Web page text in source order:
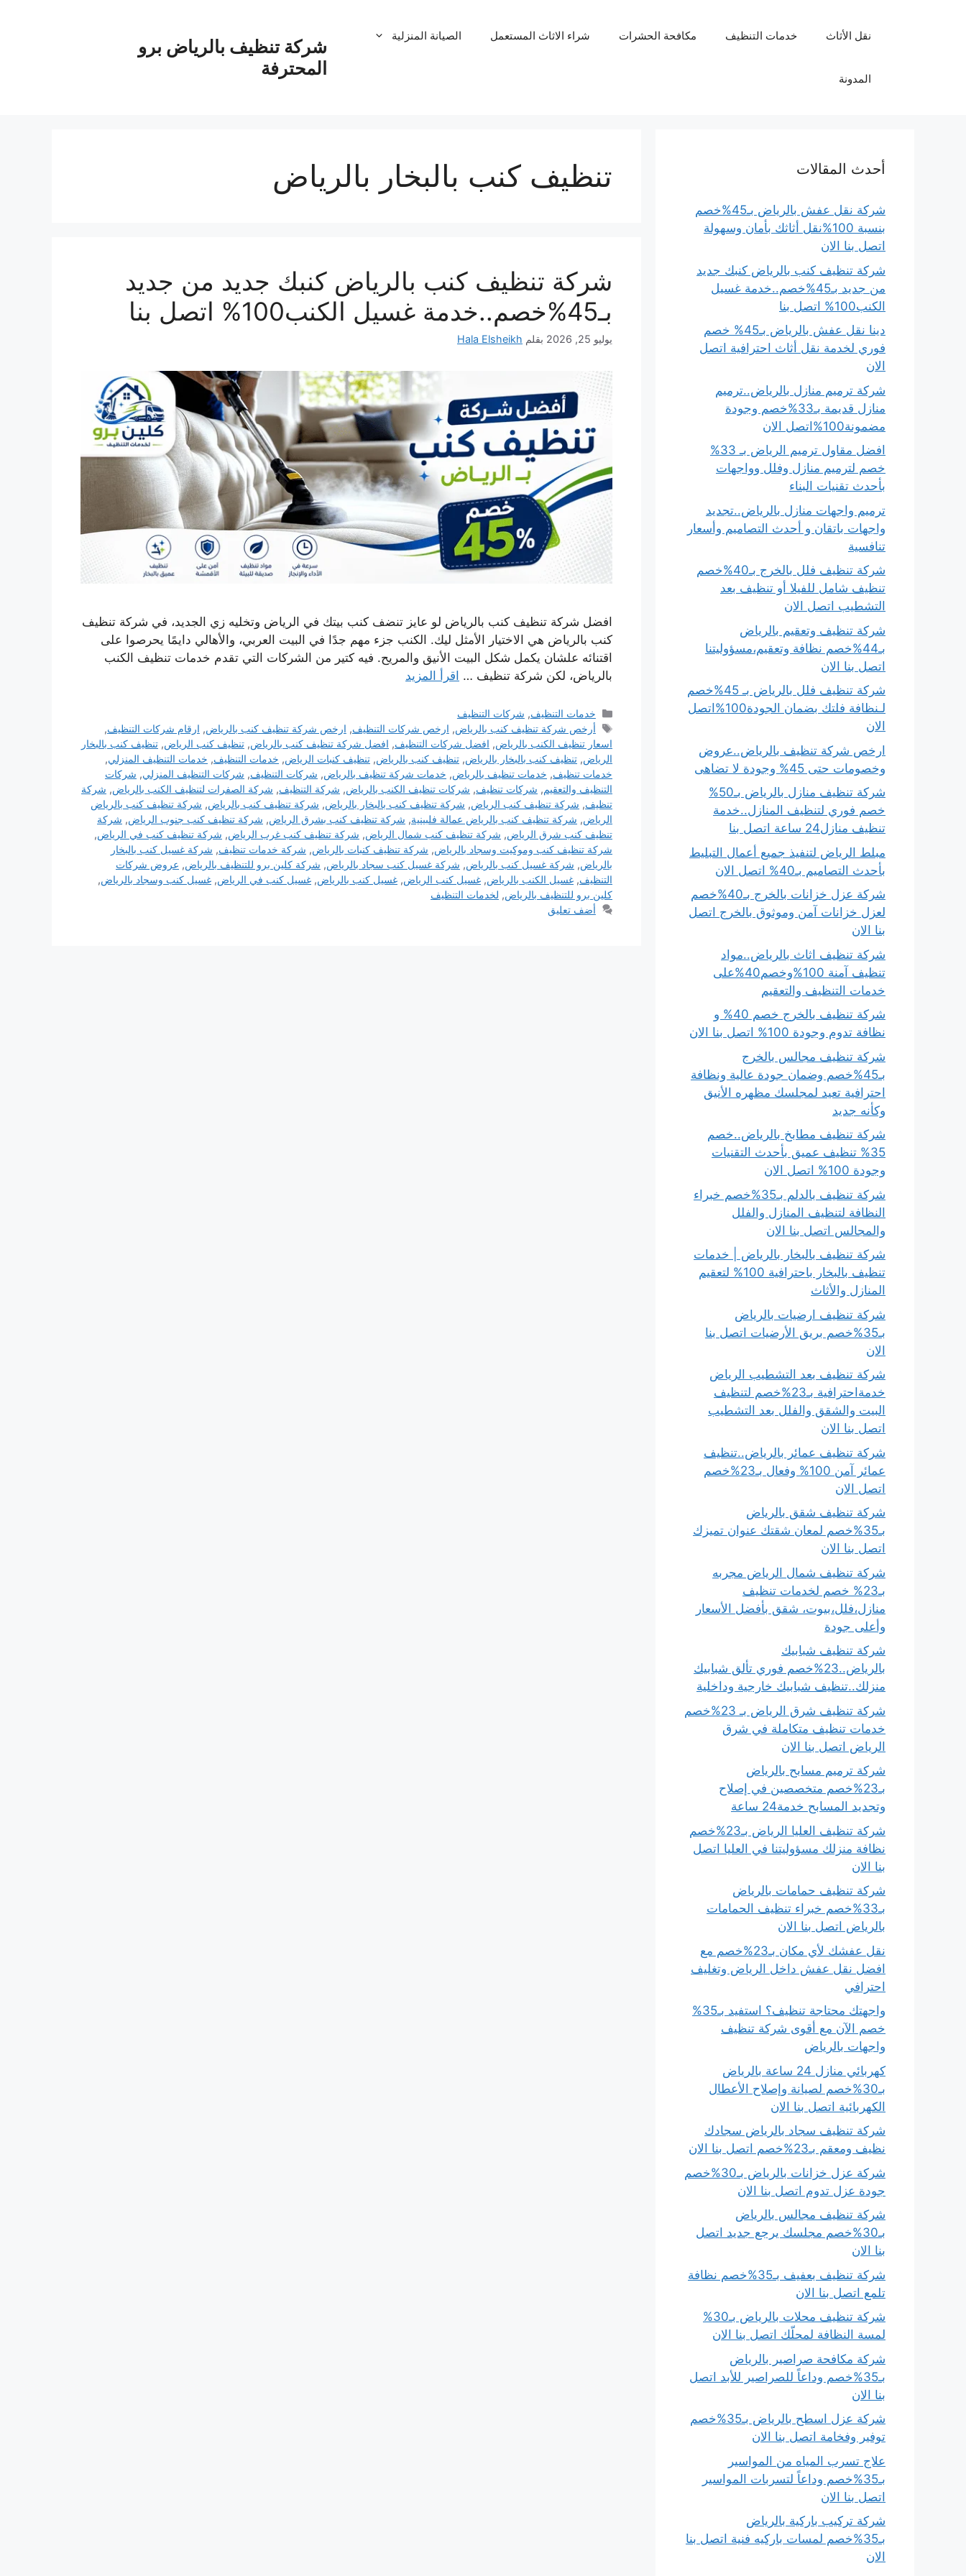
شركة تنظيف بالرياض برو
المحترفة
نقل الأثاث خدمات التنظيف مكافحة الحشرات شراء الاثاث المستعمل الصيانة المنزلية
المدونة
تنظيف كنب بالبخار بالرياض
شركة تنظيف كنب بالرياض كنبك جديد من جديد
بـ45%خصم..خدمة غسيل الكنب100% اتصل بنا
يوليو 25, 2026 بقلم Hala Elsheikh
افضل شركة تنظيف كنب بالرياض لو عايز تنضف كنب بيتك في الرياض وتخليه زي الجديد، في شركة تنظيف
كنب بالرياض هي الاختيار الأمثل ليك. الكنب جزء مهم جدًا في البيت العربي، والأهالي دايمًا يحرصوا على
اقتنائه علشان يكمل شكل البيت الأنيق والمريح. فيه كتير من الشركات التي تقدم خدمات تنظيف الكنب
بالرياض، لكن شركة تنظيف … اقرأ المزيد
التصنيفات
خدمات التنظيف, شركات التنظيف
الوسوم
أرخص شركة تنظيف كنب بالرياض, ارخص شركات التنظيف, ارخص شركة تنظيف كنب بالرياض, ارقام شركات التنظيف,
اسعار تنظيف الكنب بالرياض, افضل شركات التنظيف, افضل شركة تنظيف كنب بالرياض, تنظيف كنب الرياض, تنظيف كنب بالبخار
الرياض, تنظيف كنب بالبخار بالرياض, تنظيف كنب بالرياض, تنظيف كنبات الرياض, خدمات التنظيف, خدمات التنظيف المنزلي,
خدمات تنظيف, خدمات تنظيف بالرياض, خدمات شركة تنظيف بالرياض, شركات التنظيف, شركات التنظيف المنزلي, شركات
التنظيف والتعقيم, شركات تنظيف, شركات تنظيف الكنب بالرياض, شركة التنظيف, شركة الصفرات لتنظيف الكنب بالرياض, شركة
تنظيف, شركة تنظيف كنب الرياض, شركة تنظيف كنب بالبخار بالرياض, شركة تنظيف كنب بالرياض, شركة تنظيف كنب بالرياض
الرياض, شركة تنظيف كنب بالرياض عمالة فلبينية, شركة تنظيف كنب بشرق الرياض, شركة تنظيف كنب جنوب الرياض, شركة
تنظيف كنب شرق الرياض, شركة تنظيف كنب شمال الرياض, شركة تنظيف كنب غرب الرياض, شركة تنظيف كنب في الرياض,
شركة تنظيف كنب وموكيت وسجاد بالرياض, شركة تنظيف كنبات بالرياض, شركة خدمات تنظيف, شركة غسيل كنب بالبخار
بالرياض, شركة غسيل كنب بالرياض, شركة غسيل كنب سجاد بالرياض, شركة كلين برو للتنظيف بالرياض, عروض شركات
التنظيف, غسيل الكنب بالرياض, غسيل كنب الرياض, غسيل كنب بالرياض, غسيل كنب في الرياض, غسيل كنب وسجاد بالرياض,
كلين برو للتنظيف بالرياض, لخدمات التنظيف
أضف تعليق
أحدث المقالات
شركة نقل عفش بالرياض بـ45%خصم
بنسبة 100%نقل أثاثك بأمان وسهولة
اتصل بنا الان
شركة تنظيف كنب بالرياض كنبك جديد
من جديد بـ45%خصم..خدمة غسيل
الكنب100% اتصل بنا
دينا نقل عفش بالرياض بـ45% خصم
فوري لخدمة نقل أثاث احترافية اتصل
الان
شركة ترميم منازل بالرياض..ترميم
منازل قديمة بـ33%خصم وجودة
مضمونة100%اتصل الان
افضل مقاول ترميم الرياض بـ 33%
خصم لترميم منازل وفلل وواجهات
بأحدث تقنيات البناء
ترميم واجهات منازل بالرياض..تجديد
واجهات باتقان و أحدث التصاميم وأسعار
تنافسية
شركة تنظيف فلل بالخرج بـ40%خصم
تنظيف شامل للفيلا أو تنظيف بعد
التشطيب اتصل الان
شركة تنظيف وتعقيم بالرياض
بـ44%خصم نظافة وتعقيم،مسؤوليتنا
اتصل بنا الان
شركة تنظيف فلل بالرياض بـ 45%خصم
لـنظافة فلتك بضمان الجودة100%اتصل
الان
ارخص شركة تنظيف بالرياض..عروض
وخصومات حتى 45% وجودة لا تضاهى
شركة تنظيف منازل بالرياض بـ50%
خصم فوري لتنظيف المنازل..خدمة
تنظيف منازل24 ساعة اتصل بنا
مبلط الرياض لتنفيذ جميع أعمال التبليط
بأحدث التصاميم بـ40% اتصل الان
شركة عزل خزانات بالخرج بـ40%خصم
لعزل خزانات آمن وموثوق بالخرج اتصل
بنا الان
شركة تنظيف اثاث بالرياض..مواد
تنظيف آمنة 100%وخصم40%على
خدمات التنظيف والتعقيم
شركة تنظيف بالخرج خصم 40% و
نظافة تدوم وجودة 100% اتصل بنا الان
شركة تنظيف مجالس بالخرج
بـ45%خصم وضمان جودة عالية ونظافة
احترافية تعيد لمجلسك مظهره الأنيق
وكأنه جديد
شركة تنظيف مطابخ بالرياض..خصم
35% تنظيف عميق بأحدث التقنيات
وجودة 100% اتصل الان
شركة تنظيف بالدلم بـ35%خصم خبراء
النظافة لتنظيف المنازل والفلل
والمجالس اتصل بنا الان
شركة تنظيف بالبخار بالرياض | خدمات
تنظيف بالبخار باحترافية 100% لتعقيم
المنازل والأثاث
شركة تنظيف ارضيات بالرياض
بـ35%خصم بريق الأرضيات اتصل بنا
الان
شركة تنظيف بعد التشطيب الرياض
خدمةاحترافية بـ23%خصم لتنظيف
البيت والشقق والفلل بعد التشطيب
اتصل بنا الان
شركة تنظيف عمائر بالرياض..تنظيف
عمائر آمن 100% وفعال بـ23%خصم
اتصل الان
شركة تنظيف شقق بالرياض
بـ35%خصم لمعان شقتك عنوان تميزك
اتصل بنا الان
شركة تنظيف شمال الرياض مجربه
بـ23% خصم لخدمات تنظيف
منازل،فلل،بيوت، شقق بأفضل الأسعار
وأعلى جودة
شركة تنظيف شبابيك
بالرياض..23%خصم فوري تألق شبابيك
منزلك..تنظيف شبابيك خارجية وداخلية
شركة تنظيف شرق الرياض بـ 23%خصم
خدمات تنظيف متكاملة في شرق
الرياض اتصل بنا الان
شركة ترميم مسابح بالرياض
بـ23%خصم متخصصين في إصلاح
وتجديد المسابح خدمة24 ساعة
شركة تنظيف العليا الرياض بـ23%خصم
نظافة منزلك مسؤوليتنا في العليا اتصل
بنا الان
شركة تنظيف حمامات بالرياض
بـ33%خصم خبراء تنظيف الحمامات
بالرياض اتصل بنا الان
نقل عفشك لأي مكان بـ23%خصم مع
افضل نقل عفش داخل الرياض وتغليف
احترافي
واجهتك محتاجة تنظيف؟ استفيد بـ35%
خصم الآن مع أقوى شركة تنظيف
واجهات بالرياض
كهربائي منازل 24 ساعة بالرياض
بـ30%خصم لصيانة وإصلاح الأعطال
الكهربائية اتصل بنا الان
شركة تنظيف سجاد بالرياض سجادك
نظيف ومعقم بـ23%خصم اتصل بنا الان
شركة عزل خزانات بالرياض بـ30%خصم
جودة عزل تدوم اتصل بنا الان
شركة تنظيف مجالس بالرياض
بـ30%خصم مجلسك يرجع جديد اتصل
بنا الان
شركة تنظيف بعفيف بـ35%خصم نظافة
تلمع اتصل بنا الان
شركة تنظيف محلات بالرياض بـ30%
لمسة النظافة لمحلّك اتصل بنا الان
شركة مكافحة صراصير بالرياض
بـ35%خصم وداعاً للصراصير للأبد اتصل
بنا الان
شركة عزل اسطح بالرياض بـ35%خصم
توفير وفخامة اتصل بنا الان
علاج تسرب المياه من المواسير
بـ35%خصم وداعاً لتسربات المواسير
اتصل بنا الان
شركة تركيب باركية بالرياض
بـ35%خصم لمسات باركيه فنية اتصل بنا
الان